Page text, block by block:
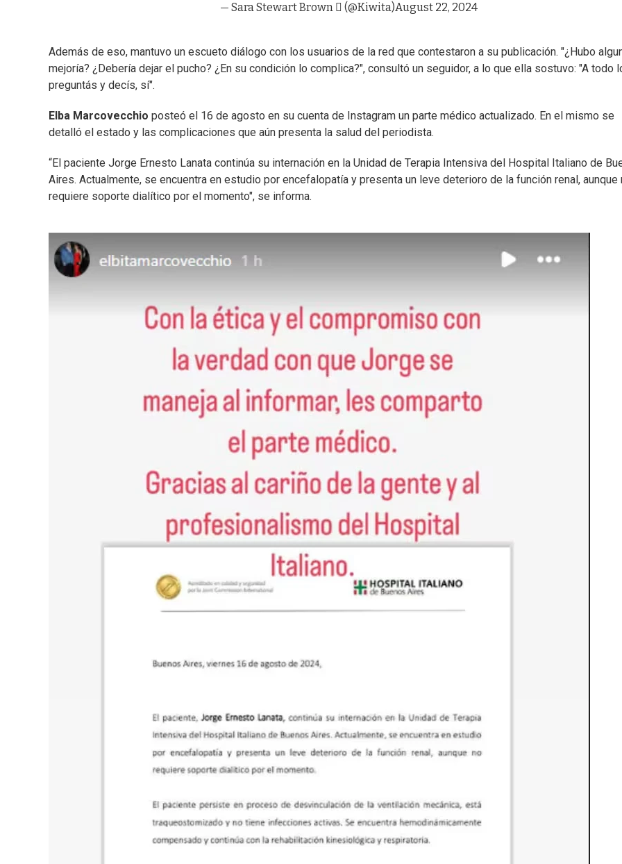
— Sara Stewart Brown  (@Kiwita)August 22, 2024
Además de eso, mantuvo un escueto diálogo con los usuarios de la red que contestaron a su publicación. "¿Hubo
mejoría? ¿Debería dejar el pucho? ¿En su condición lo complica?", consultó un seguidor, a lo que ella sostuvo: "A todo
preguntás y decís, sí".
Elba Marcovecchio posteó el 16 de agosto en su cuenta de Instagram un parte médico actualizado. En el mismo se
detalló el estado y las complicaciones que aún presenta la salud del periodista.
“El paciente Jorge Ernesto Lanata continúa su internación en la Unidad de Terapia Intensiva del Hospital Italiano de
Aires. Actualmente, se encuentra en estudio por encefalopatía y presenta un leve deterioro de la función renal, aunque
requiere soporte dialítico por el momento", se informa.